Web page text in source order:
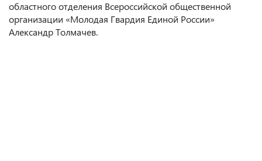
областного отделения Всероссийской общественной
организации «Молодая Гвардия Единой России»
Александр Толмачев.